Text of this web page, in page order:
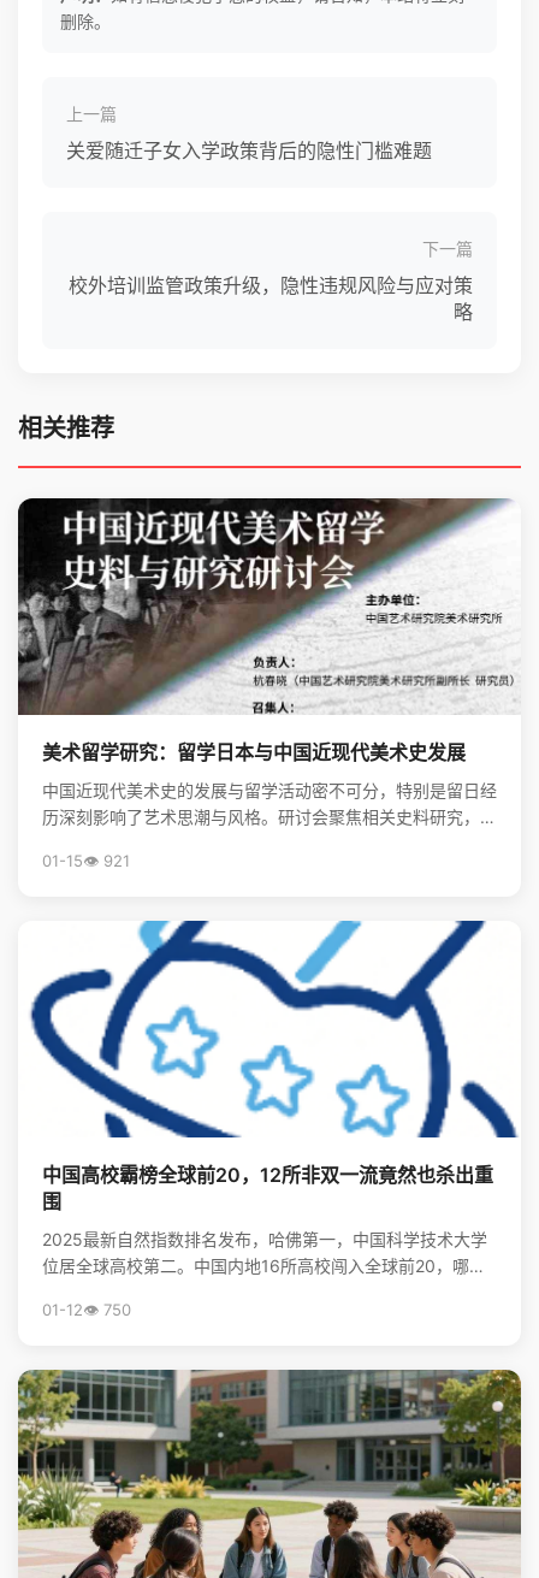
删除。
上一篇
关爱随迁子女入学政策背后的隐性门槛难题
下一篇
校外培训监管政策升级，隐性违规风险与应对策
略
相关推荐
美术留学研究：留学日本与中国近现代美术史发展
中国近现代美术史的发展与留学活动密不可分，特别是留日经
历深刻影响了艺术思潮与风格。研讨会聚焦相关史料研究，揭
01-15👁️ 921
中国高校霸榜全球前20，12所非双一流竟然也杀出重
围
2025最新自然指数排名发布，哈佛第一，中国科学技术大学
位居全球高校第二。中国内地16所高校闯入全球前20，哪些
01-12👁️ 750